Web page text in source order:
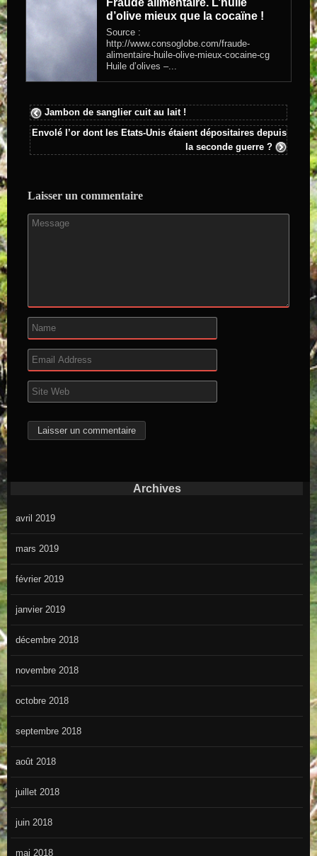
Fraude alimentaire. L’huile
d’olive mieux que la cocaïne !
Source :
http://www.consoglobe.com/fraude-
alimentaire-huile-olive-mieux-cocaine-cg
Huile d’olives –...
Jambon de sanglier cuit au lait !
Envolé l’or dont les Etats-Unis étaient dépositaires depuis
la seconde guerre ?
Laisser un commentaire
Archives
avril 2019
mars 2019
février 2019
janvier 2019
décembre 2018
novembre 2018
octobre 2018
septembre 2018
août 2018
juillet 2018
juin 2018
mai 2018